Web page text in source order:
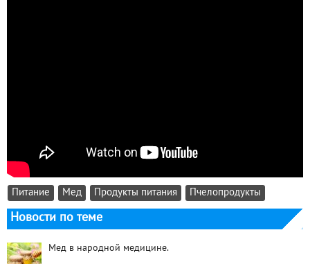
Питание Мед Продукты питания Пчелопродукты
Новости по теме
Мед в народной медицине.